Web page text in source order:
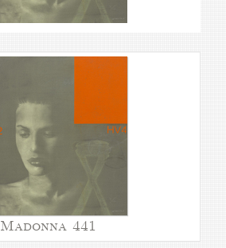
Madonna 441